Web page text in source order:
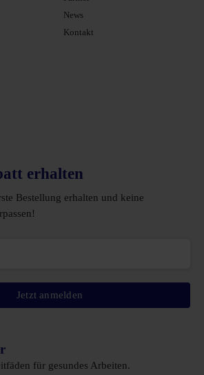
News
Kontakt
erhalten
Bestellung erhalten und keine
Jetzt anmelden
für gesundes Arbeiten.